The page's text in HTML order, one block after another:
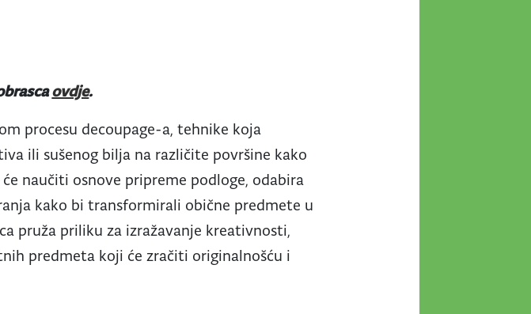
ovdje.
procesu decoupage-a, tehnike koja
ili sušenog bilja na različite površine kako
naučiti osnove pripreme podloge, odabira
kako bi transformirali obične predmete u
pruža priliku za izražavanje kreativnosti,
predmeta koji će zračiti originalnošću i